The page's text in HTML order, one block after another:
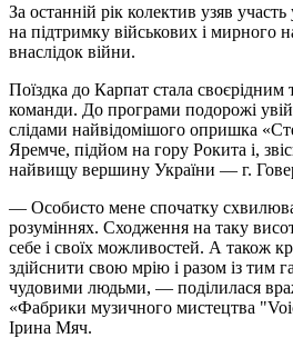
За останній рік колектив узяв
на підтримку військових і мирного
внаслідок війни.
Поїздка до Карпат стала своєрідним
команди. До програми подорожі
слідами найвідомішого опришка
Яремче, підйом на гору Рокита і,
найвищу вершину України — г.
— Особисто мене спочатку
розуміннях. Сходження на таку
себе і своїх можливостей. А також
здійснити свою мрію і разом із тим
чудовими людьми, — поділилася
«Фабрики музичного мистецтва
Ірина Мяч.